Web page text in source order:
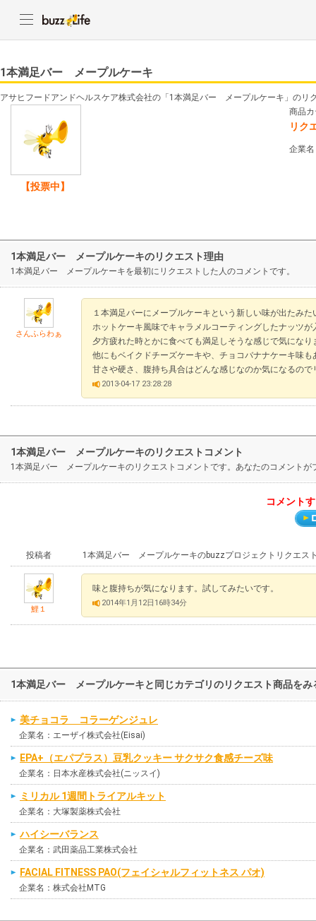
1本満足バー メープルケーキ
アサヒフードアンドヘルスケア株式会社の「1本満足バー メープルケーキ」のリ
【投票中】
商品
リク
企業
1本満足バー メープルケーキのリクエスト理由
1本満足バー メープルケーキを最初にリクエストした人のコメントです。
さんふらわぁ
１本満足バーにメープルケーキという新しい味が出たみ
ホットケーキ風味でキャラメルコーティングしたナッツが
夕方疲れた時とかに食べても満足しそうな感じで気になり
他にもベイクドチーズケーキや、チョコバナナケーキ味
甘さや硬さ、腹持ち具合はどんな感じなのか気になるので
2013-04-17 23:28:28
1本満足バー メープルケーキのリクエストコメント
1本満足バー メープルケーキのリクエストコメントです。あなたのコメント
コメント
投稿者 1本満足バー メープルケーキのbuzzプロジェクトリクエス
鯉１
味と腹持ちが気になります。試してみたいです。
2014年1月12日16時34分
1本満足バー メープルケーキと同じカテゴリのリクエスト商品をみ
美チョコラ コラーゲンジュレ
企業名：エーザイ株式会社(Eisai)
EPA+（エパプラス）豆乳クッキー サクサク食感チーズ味
企業名：日本水産株式会社(ニッスイ)
ミリカル 1週間トライアルキット
企業名：大塚製薬株式会社
ハイシーバランス
企業名：武田薬品工業株式会社
FACIAL FITNESS PAO(フェイシャルフィットネス パオ)
企業名：株式会社MTG